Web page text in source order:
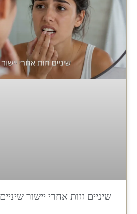
שיניים זזות אחרי יישור שיניים